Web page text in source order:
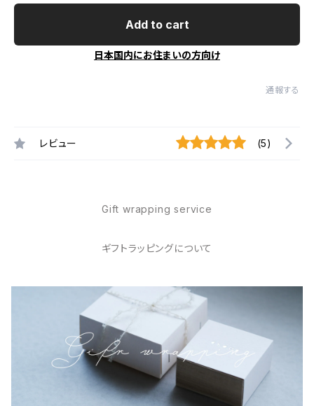
Add to cart
日本国内にお住まいの方向け
通報する
レビュー (5)
Gift wrapping service
ギフトラッピングについて